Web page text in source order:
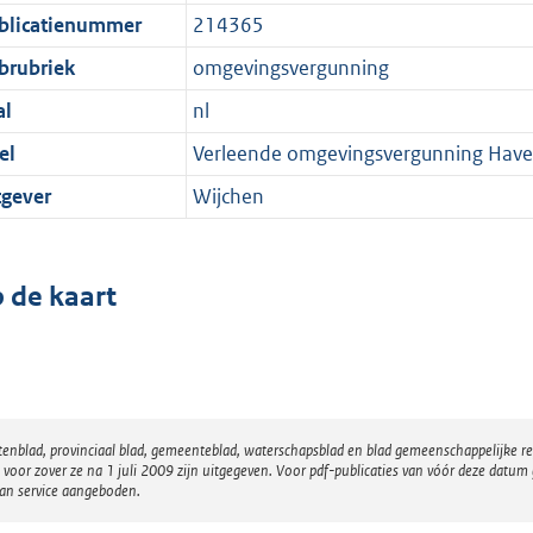
214365
omgevingsvergunning
nl
Verleende omgevingsvergunning
Wijchen
de kaart
provinciaal blad, gemeenteblad, waterschapsblad en blad
zover ze na 1 juli 2009 zijn uitgegeven. Voor pdf-publicaties van vóór deze
service aangeboden.